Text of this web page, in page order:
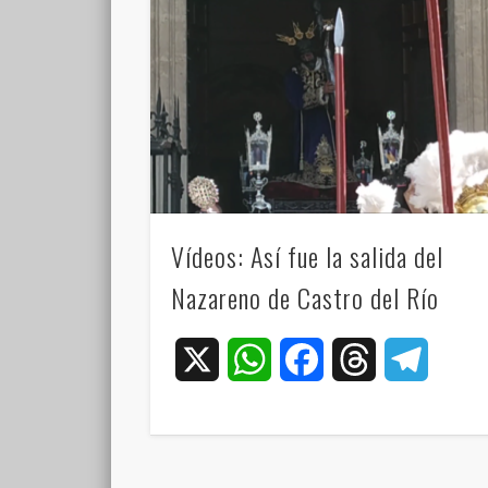
Vídeos: Así fue la salida del
Nazareno de Castro del Río
WhatsAppFacebookThreads